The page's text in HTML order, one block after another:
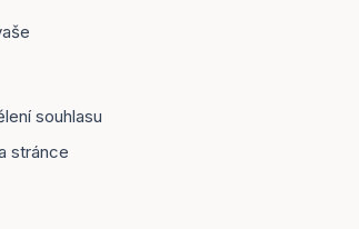
souhlasu
stránce